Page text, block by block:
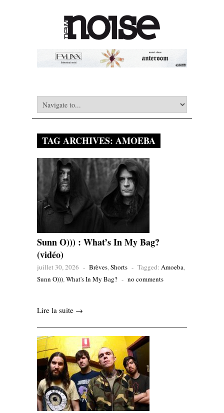
TAG ARCHIVES: AMOEBA
Sunn O))) : What’s In My Bag?
(vidéo)
juillet 30, 2026 - Brèves,Shorts - Tagged: Amoeba,
Sunn O))),What's In My Bag? - no comments
Lire la suite →